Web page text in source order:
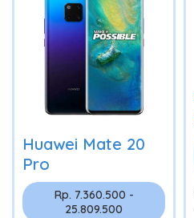
Huawei Mate 20
Pro
Rp. 7.360.500 -
25.809.500